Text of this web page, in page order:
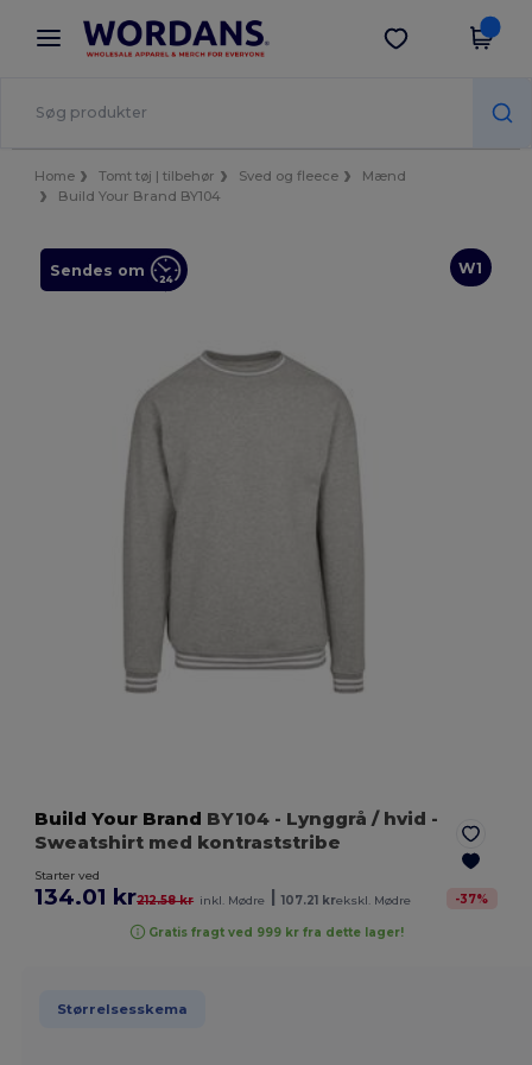
× Wordans-app
Bedre priser i appen!
Hent app
Home Tomt tøj | tilbehør Sved og fleece
Mænd
Build Your Brand BY104
W1
Sendes om
Build Your Brand BY104 - Lynggrå / hvid -
Sweatshirt med kontraststribe
Starter ved
134.01 kr212.58 kr inkl. Mødre 107.21 krekskl. Mødre -37%
Gratis fragt ved 999 kr fra dette lager!
Størrelsesskema